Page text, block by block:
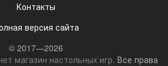
Контакты
версия сайта
© 2017—2026
магазин настольных игр. Все права